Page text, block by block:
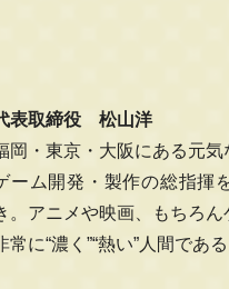
表取締役 松山洋
岡・東京・大阪にある元気
ーム開発・製作の総指揮
。アニメや映画、もちろ
常に“濃く”“熱い”人間である